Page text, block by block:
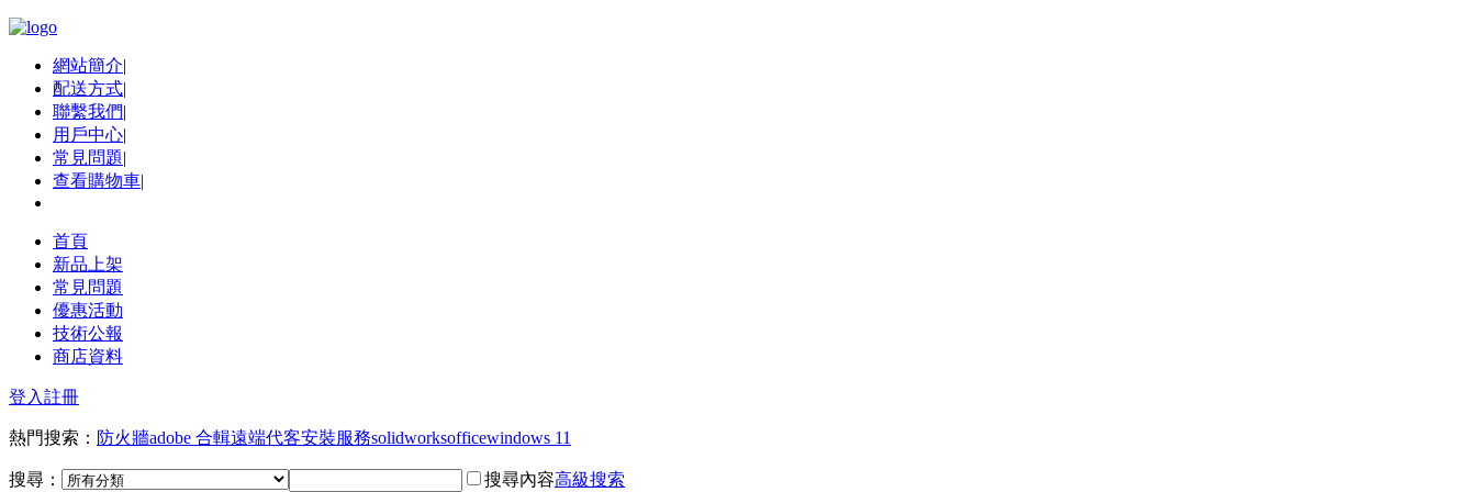
網站簡介|
配送方式|
聯繫我們|
用戶中心|
常見問題|
查看購物車|
首頁
新品上架
常見問題
優惠活動
技術公報
商店資料
登入註冊
熱門搜索： 防火牆adobe 合輯遠端代客安裝服務solidworksofficewindows 11
搜尋： 搜尋內容高級搜索